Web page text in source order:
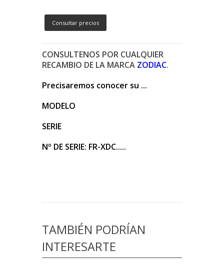
Consultar precios
CONSULTENOS POR CUALQUIER
RECAMBIO DE LA MARCA ZODIAC.
Precisaremos conocer su ...
MODELO
SERIE
Nº DE SERIE: FR-XDC.....
TAMBIÉN PODRÍAN
INTERESARTE